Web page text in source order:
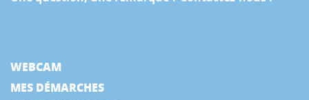
WEBCAM
MES DÉMARCHES